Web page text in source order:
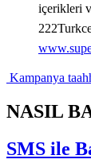
içerikleri
Kampanya
NASIL
SMS ile